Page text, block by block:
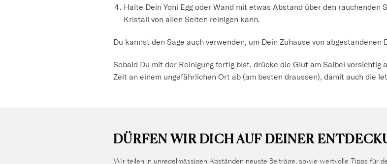
Halte Dein Yoni Egg oder Wand mit etwas Abstand über den rauchenden
Kristall von allen Seiten reinigen kann.
Du kannst den Sage auch verwenden, um Dein Zuhause von
Sobald Du mit der Reinigung fertig bist, drücke die Glut am Salbei vorsichtig
Zeit an einem ungefährlichen Ort ab (am besten draussen), damit auch die
DÜRFEN WIR DICH AUF DEINER
Wir teilen in unregelmässigen Abständen neuste Beiträge, sowie wertvolle Tipps für